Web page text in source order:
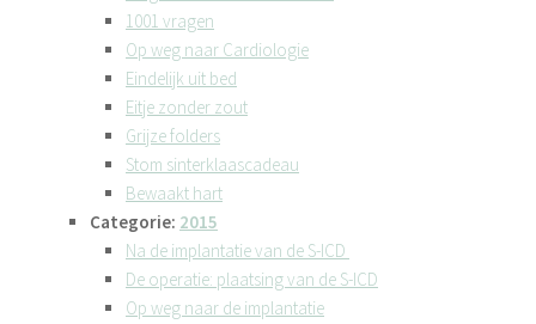
1001 vragen
Op weg naar Cardiologie
Eindelijk uit bed
Eitje zonder zout
Grijze folders
Stom sinterklaascadeau
Bewaakt hart
Categorie: 2015
Na de implantatie van de S-ICD
De operatie: plaatsing van de S-ICD
Op weg naar de implantatie